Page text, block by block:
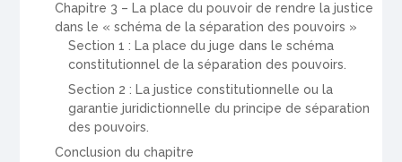
Chapitre 3 – La place du pouvoir de rendre la justice
dans le « schéma de la séparation des pouvoirs »
Section 1 : La place du juge dans le schéma
constitutionnel de la séparation des pouvoirs.
Section 2 : La justice constitutionnelle ou la
garantie juridictionnelle du principe de séparation
des pouvoirs.
Conclusion du chapitre